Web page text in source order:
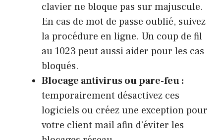
clavier ne bloque pas sur majuscule.
En cas de mot de passe oublié, suivez
la procédure en ligne. Un coup de fil
au 1023 peut aussi aider pour les cas
bloqués.
Blocage antivirus ou pare-feu :
temporairement désactivez ces
logiciels ou créez une exception pour
votre client mail afin d’éviter les